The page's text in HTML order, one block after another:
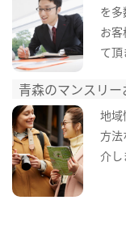
を多
お
て頂
青森のマンスリ
地域
方法
介し